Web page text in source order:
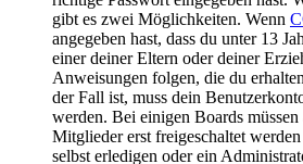
gibt es zwei Möglichkeiten. Wenn
angegeben hast, dass du unter 13
einer deiner Eltern oder deiner
Anweisungen folgen, die du
der Fall ist, muss dein
werden. Bei einigen Boards müssen
Mitglieder erst freigeschaltet
selbst erledigen oder ein